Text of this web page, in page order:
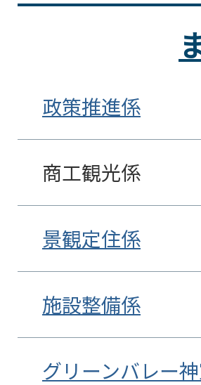
政策推進係
商工観光係
景観定住係
施設整備係
グリーンバレー